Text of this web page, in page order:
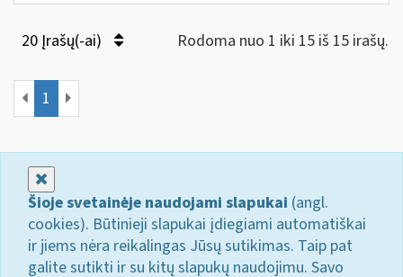
20 Įrašų(-ai) Rodoma nuo 1 iki 15 iš 15 irašų.
1
Šioje svetainėje naudojami slapukai (angl.
cookies). Būtinieji slapukai įdiegiami automatiškai
ir jiems nėra reikalingas Jūsų sutikimas. Taip pat
galite sutikti ir su kitų slapukų naudojimu. Savo